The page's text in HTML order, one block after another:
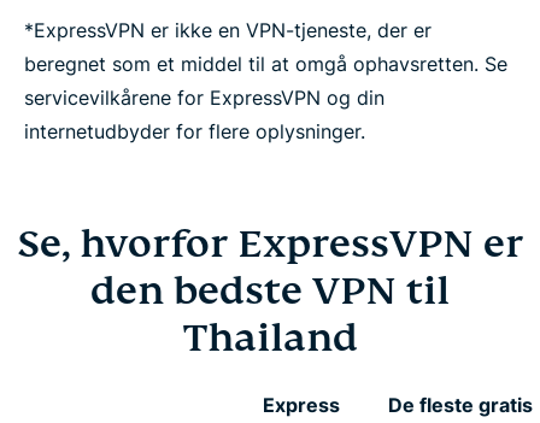
*ExpressVPN er ikke en VPN-tjeneste, der er
beregnet som et middel til at omgå ophavsretten. Se
servicevilkårene for ExpressVPN og din
internetudbyder for flere oplysninger.
Se, hvorfor ExpressVPN er
den bedste VPN til
Thailand
Express
De fleste gratis